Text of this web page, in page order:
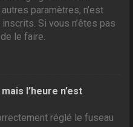
paramètres, n’est
Si vous n’êtes pas
le faire.
l’heure n’est
réglé le fuseau